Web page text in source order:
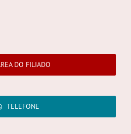
DO FILIADO
TELEFONE